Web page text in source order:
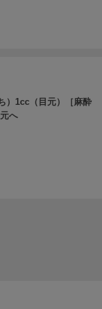
）1cc（目元）［麻酔
へ